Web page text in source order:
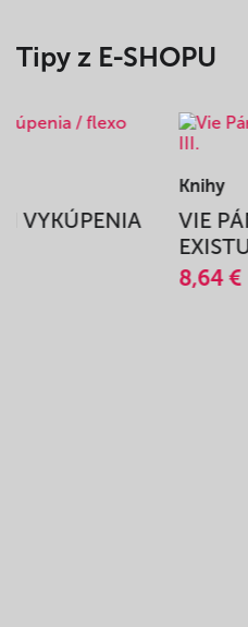
Tipy z E-SHOPU
VYKÚPENIA
Knihy
VIE
8,64 €